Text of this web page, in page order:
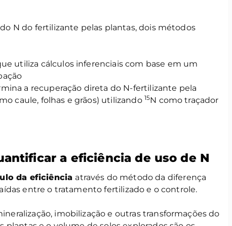
N do fertilizante pelas plantas, dois métodos
utiliza cálculos inferenciais com base em um
a recuperação direta do N-fertilizante pela
caule, folhas e grãos) utilizando 15N como traçador
a eficiência de uso de N
da eficiência através do método da diferença
entre o tratamento fertilizado e o controle.
imobilização e outras transformações do